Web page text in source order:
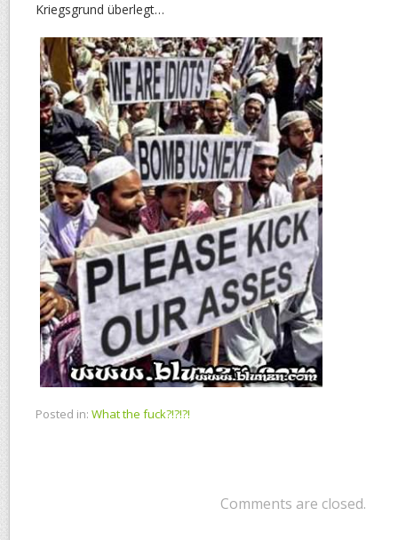
Kriegsgrund überlegt…
Posted in: What the fuck?!?!?!
Comments are closed.